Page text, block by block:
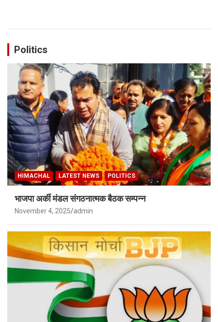
Politics
HIMACHAL LATEST NEWS POLITICS
भाजपा अर्की मंडल संगठनात्मक बैठक सम्पन्न
November 4, 2025 admin